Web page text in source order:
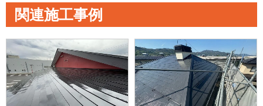
関連施工事例